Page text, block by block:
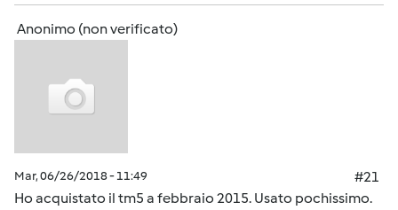
Anonimo (non verificato)
Mar, 06/26/2018 - 11:49
#21
Ho acquistato il tm5 a febbraio 2015. Usato pochissimo.